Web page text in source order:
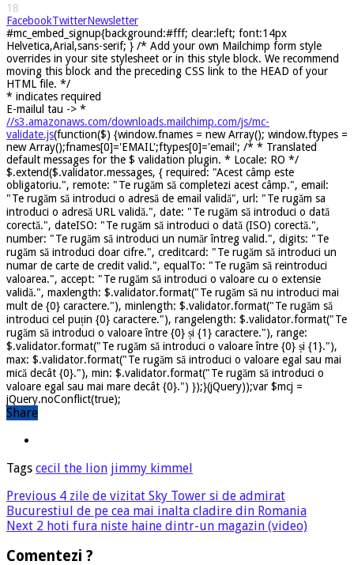
18
FacebookTwitterNewsletter
#mc_embed_signup{background:#fff; clear:left; font:14px
Helvetica,Arial,sans-serif; } /* Add your own Mailchimp form style
overrides in your site stylesheet or in this style block. We recommend
moving this block and the preceding CSS link to the HEAD of your
HTML file. */
* indicates required
E-mailul tau -> *
//s3.amazonaws.com/downloads.mailchimp.com/js/mc-
validate.js(function($) {window.fnames = new Array(); window.ftypes =
new Array();fnames[0]='EMAIL';ftypes[0]='email'; /* * Translated
default messages for the $ validation plugin. * Locale: RO */
$.extend($.validator.messages, { required: "Acest câmp este
obligatoriu.", remote: "Te rugăm să completezi acest câmp.", email:
"Te rugăm să introduci o adresă de email validă", url: "Te rugăm sa
introduci o adresă URL validă.", date: "Te rugăm să introduci o dată
corectă.", dateISO: "Te rugăm să introduci o dată (ISO) corectă.",
number: "Te rugăm să introduci un număr întreg valid.", digits: "Te
rugăm să introduci doar cifre.", creditcard: "Te rugăm să introduci un
numar de carte de credit valid.", equalTo: "Te rugăm să reintroduci
valoarea.", accept: "Te rugăm să introduci o valoare cu o extensie
validă.", maxlength: $.validator.format("Te rugăm să nu introduci mai
mult de {0} caractere."), minlength: $.validator.format("Te rugăm să
introduci cel puțin {0} caractere."), rangelength: $.validator.format("Te
rugăm să introduci o valoare între {0} și {1} caractere."), range:
$.validator.format("Te rugăm să introduci o valoare între {0} și {1}."),
max: $.validator.format("Te rugăm să introduci o valoare egal sau mai
mică decât {0}."), min: $.validator.format("Te rugăm să introduci o
valoare egal sau mai mare decât {0}.") });}(jQuery));var $mcj =
jQuery.noConflict(true);
Share
Tags cecil the lion jimmy kimmel
Previous 4 zile de vizitat Sky Tower si de admirat
Bucurestiul de pe cea mai inalta cladire din Romania
Next 2 hoti fura niste haine dintr-un magazin (video)
Comentezi ?